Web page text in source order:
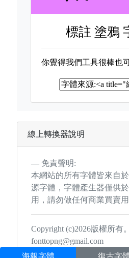
標註塗鴉
你覺得我們工具很棒也
線上轉換器說明
免責聲明:
本網站的所有字體皆來自
源字體，字體產生器僅供
用，請勿做任何商業買賣用
Copyright (c)2026版權所有
fonttopng@gmail.com
海報字體
復古字